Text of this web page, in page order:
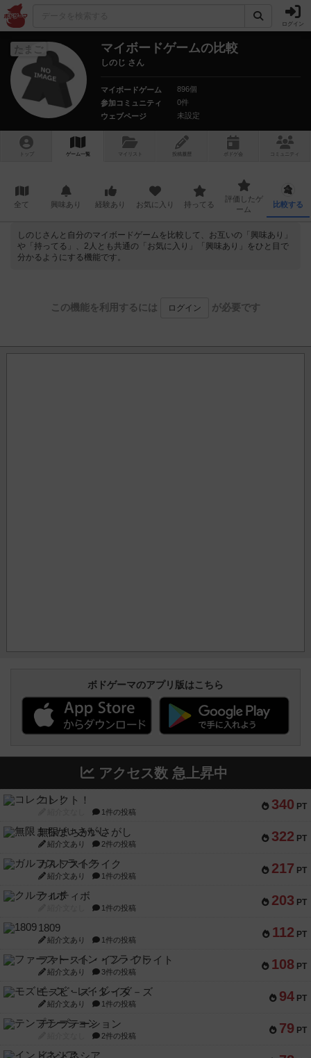
ログイン
たまご マイボードゲームの比較
しのじ さん
マイボードゲーム
896個
参加コミュニティ
0件
ウェブページ
未設定
トップ ゲーム一覧 マイリスト 投稿履歴 ボ ドゲ コミュニティ
全て 興味あり 経験あり お気に入り 持ってる
評価したゲ
ーム
比較する
しのじさんと自分のマイボードゲームを比較して、お互いの「興味あり」
や「持ってる」、2人とも共通の「お気に入り」「興味あり」をひと目で
分かるようにする機能です。
この機能を利用するには ログイン が必要です
ボドゲーマのアプリ版はこちら
アクセス数 急上昇中
340 PT
コレクト！
1件の投稿
322 PT
無限まちがいさがし
紹介文あり 2件の投稿
217 PT
ガルフストライク
紹介文あり 1件の投稿
203 PT
クルティボ
1件の投稿
112 PT
1809
紹介文あり 1件の投稿
108 PT
ファースト・イン・フライト
紹介文あり 3件の投稿
94 PT
モズビ－ズ・レイダ－ズ
紹介文あり 1件の投稿
79 PT
テンプテーション
2件の投稿